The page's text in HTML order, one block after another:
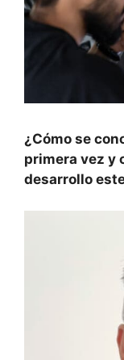
¿Cómo se
primera vez y
desarrollo